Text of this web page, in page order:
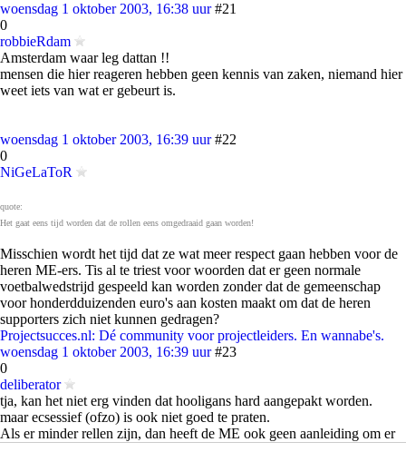
woensdag 1 oktober 2003, 16:38 uur #21
0
robbieRdam
Amsterdam waar leg dattan !!
mensen die hier reageren hebben geen kennis van zaken, niemand hier
weet iets van wat er gebeurt is.
woensdag 1 oktober 2003, 16:39 uur #22
0
NiGeLaToR
quote:
Het gaat eens tijd worden dat de rollen eens omgedraaid gaan worden!
Misschien wordt het tijd dat ze wat meer respect gaan hebben voor de
heren ME-ers. Tis al te triest voor woorden dat er geen normale
voetbalwedstrijd gespeeld kan worden zonder dat de gemeenschap
voor honderdduizenden euro's aan kosten maakt om dat de heren
supporters zich niet kunnen gedragen?
Projectsucces.nl: Dé community voor projectleiders. En wannabe's.
woensdag 1 oktober 2003, 16:39 uur #23
0
deliberator
tja, kan het niet erg vinden dat hooligans hard aangepakt worden.
maar ecsessief (ofzo) is ook niet goed te praten.
Als er minder rellen zijn, dan heeft de ME ook geen aanleiding om er